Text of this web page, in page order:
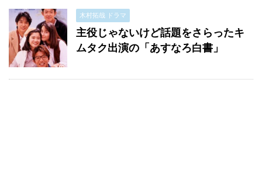
木村拓哉 ドラマ
主役じゃないけど話題をさらったキ
ムタク出演の「あすなろ白書」